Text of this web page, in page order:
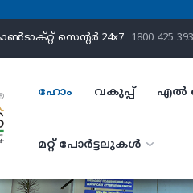
സെന്‍റര്‍ 24x7 1800 425
ഹോം വകുപ്പ് എൽ
മറ്റ് പോർട്ടലുകൾ